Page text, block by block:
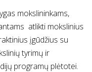
mokslininkams,
atlikti mokslinius
įgūdžius su
tyrimų ir
programų plėtotei.